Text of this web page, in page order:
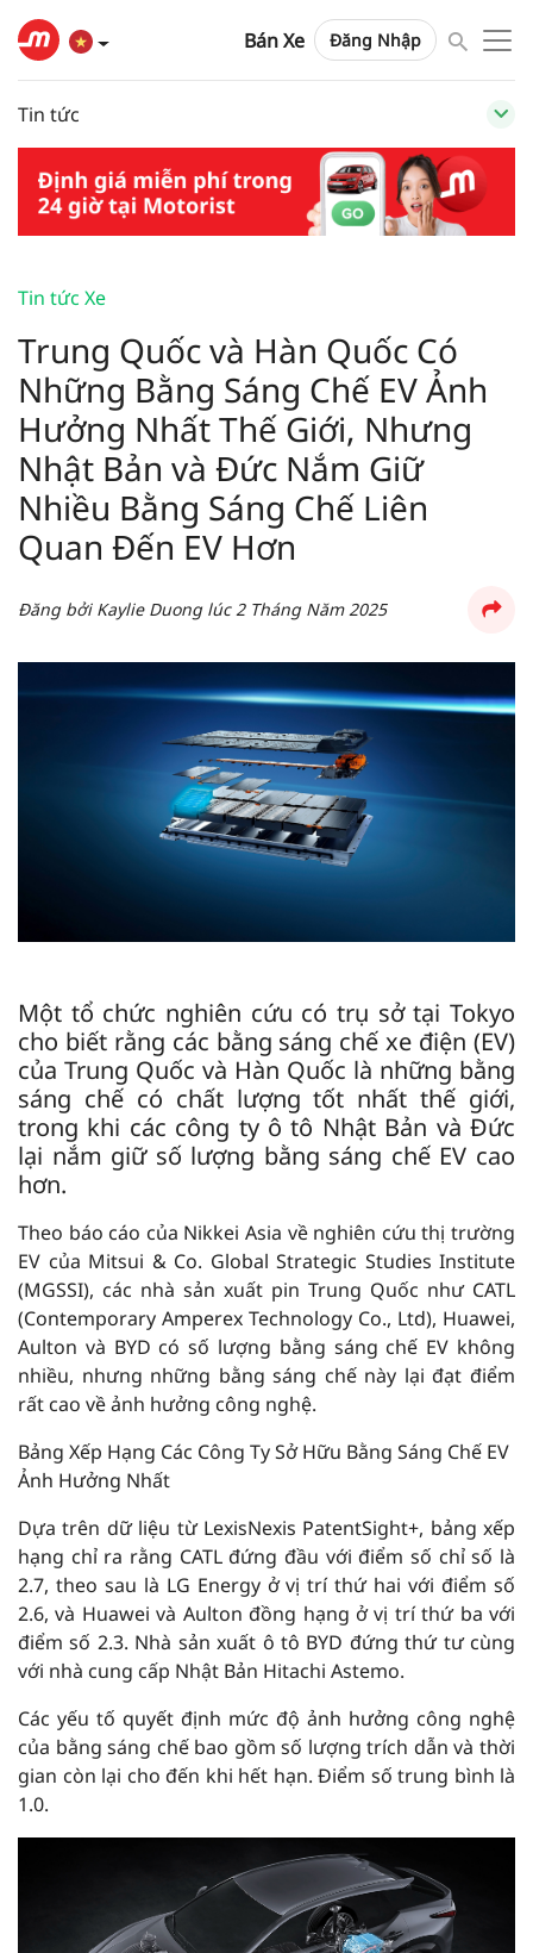
Bán Xe Đăng Nhập
Tin tức
Tin tức Xe
Trung Quốc và Hàn Quốc Có
Những Bằng Sáng Chế EV Ảnh
Hưởng Nhất Thế Giới, Nhưng
Nhật Bản và Đức Nắm Giữ
Nhiều Bằng Sáng Chế Liên
Quan Đến EV Hơn
Đăng bởi Kaylie Duong lúc2 Tháng Năm 2025
Một tổ chức nghiên cứu có trụ sở tại Tokyo
cho biết rằng các bằng sáng chế xe điện (EV)
của Trung Quốc và Hàn Quốc là những bằng
sáng chế có chất lượng tốt nhất thế giới,
trong khi các công ty ô tô Nhật Bản và Đức
lại nắm giữ số lượng bằng sáng chế EV cao
hơn.
Theo báo cáo của Nikkei Asia về nghiên cứu thị trường
EV của Mitsui & Co. Global Strategic Studies Institute
(MGSSI), các nhà sản xuất pin Trung Quốc như CATL
(Contemporary Amperex Technology Co., Ltd), Huawei,
Aulton và BYD có số lượng bằng sáng chế EV không
nhiều, nhưng những bằng sáng chế này lại đạt điểm
rất cao về ảnh hưởng công nghệ.
Bảng Xếp Hạng Các Công Ty Sở Hữu Bằng Sáng Chế EV
Ảnh Hưởng Nhất
Dựa trên dữ liệu từ LexisNexis PatentSight+, bảng xếp
hạng chỉ ra rằng CATL đứng đầu với điểm số chỉ số là
2.7, theo sau là LG Energy ở vị trí thứ hai với điểm số
2.6, và Huawei và Aulton đồng hạng ở vị trí thứ ba với
điểm số 2.3. Nhà sản xuất ô tô BYD đứng thứ tư cùng
với nhà cung cấp Nhật Bản Hitachi Astemo.
Các yếu tố quyết định mức độ ảnh hưởng công nghệ
của bằng sáng chế bao gồm số lượng trích dẫn và thời
gian còn lại cho đến khi hết hạn. Điểm số trung bình là
1.0.